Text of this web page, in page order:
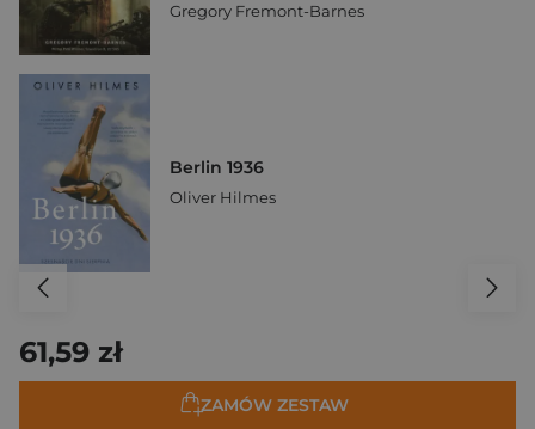
Gregory Fremont-Barnes
Berlin 1936
Oliver Hilmes
61,59 zł
ZAMÓW ZESTAW